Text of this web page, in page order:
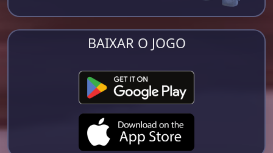
BAIXAR O JOGO